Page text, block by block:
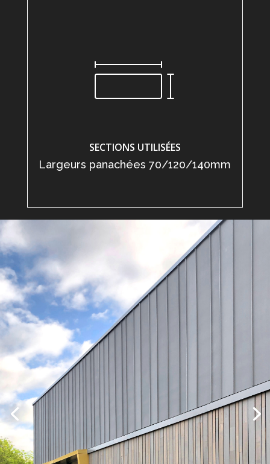
SECTIONS UTILISÉES
Largeurs panachées 70/120/140mm